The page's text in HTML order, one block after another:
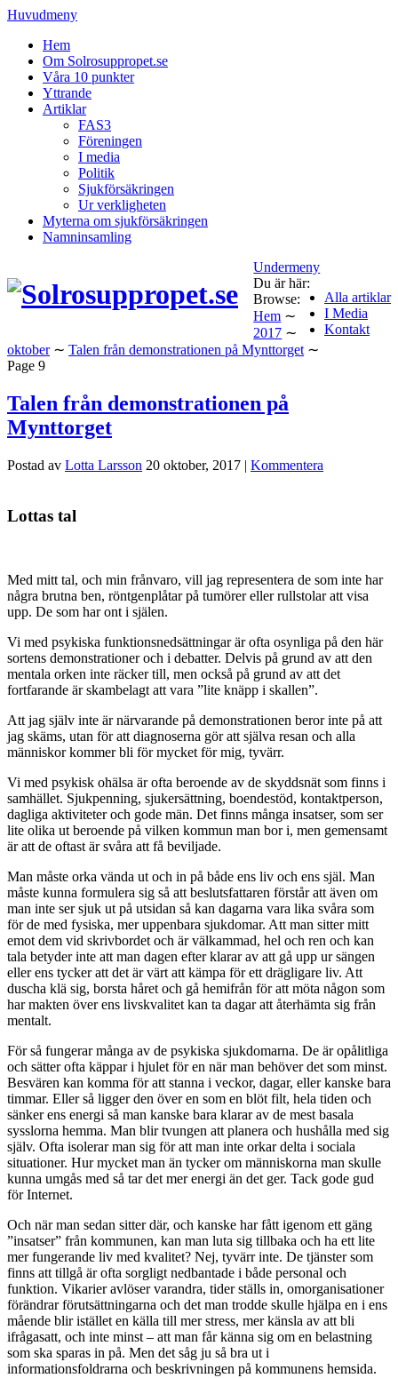
Huvudmeny
Hem
Om Solrosuppropet.se
Våra 10 punkter
Yttrande
Artiklar
FAS3
Föreningen
I media
Politik
Sjukförsäkringen
Ur verkligheten
Myterna om sjukförsäkringen
Namninsamling
Undermeny
Alla artiklar
I Media
Kontakt
Du är här:
Browse:
Hem ∼
2017 ∼
oktober ∼ Talen från demonstrationen på Mynttorget ∼
Page 9
Talen från demonstrationen på
Mynttorget
Postad av Lotta Larsson 20 oktober, 2017 | Kommentera
Lottas tal
Med mitt tal, och min frånvaro, vill jag representera de som inte har
några brutna ben, röntgenplåtar på tumörer eller rullstolar att visa
upp. De som har ont i själen.
Vi med psykiska funktionsnedsättningar är ofta osynliga på den här
sortens demonstrationer och i debatter. Delvis på grund av att den
mentala orken inte räcker till, men också på grund av att det
fortfarande är skambelagt att vara ”lite knäpp i skallen”.
Att jag själv inte är närvarande på demonstrationen beror inte på att
jag skäms, utan för att diagnoserna gör att själva resan och alla
människor kommer bli för mycket för mig, tyvärr.
Vi med psykisk ohälsa är ofta beroende av de skyddsnät som finns i
samhället. Sjukpenning, sjukersättning, boendestöd, kontaktperson,
dagliga aktiviteter och gode män. Det finns många insatser, som ser
lite olika ut beroende på vilken kommun man bor i, men gemensamt
är att de oftast är svåra att få beviljade.
Man måste orka vända ut och in på både ens liv och ens själ. Man
måste kunna formulera sig så att beslutsfattaren förstår att även om
man inte ser sjuk ut på utsidan så kan dagarna vara lika svåra som
för de med fysiska, mer uppenbara sjukdomar. Att man sitter mitt
emot dem vid skrivbordet och är välkammad, hel och ren och kan
tala betyder inte att man dagen efter klarar av att gå upp ur sängen
eller ens tycker att det är värt att kämpa för ett drägligare liv. Att
duscha klä sig, borsta håret och gå hemifrån för att möta någon som
har makten över ens livskvalitet kan ta dagar att återhämta sig från
mentalt.
För så fungerar många av de psykiska sjukdomarna. De är opålitliga
och sätter ofta käppar i hjulet för en när man behöver det som minst.
Besvären kan komma för att stanna i veckor, dagar, eller kanske bara
timmar. Eller så ligger den över en som en blöt filt, hela tiden och
sänker ens energi så man kanske bara klarar av de mest basala
sysslorna hemma. Man blir tvungen att planera och hushålla med sig
själv. Ofta isolerar man sig för att man inte orkar delta i sociala
situationer. Hur mycket man än tycker om människorna man skulle
kunna umgås med så tar det mer energi än det ger. Tack gode gud
för Internet.
Och när man sedan sitter där, och kanske har fått igenom ett gäng
”insatser” från kommunen, kan man luta sig tillbaka och ha ett lite
mer fungerande liv med kvalitet? Nej, tyvärr inte. De tjänster som
finns att tillgå är ofta sorgligt nedbantade i både personal och
funktion. Vikarier avlöser varandra, tider ställs in, omorganisationer
förändrar förutsättningarna och det man trodde skulle hjälpa en i ens
mående blir istället en källa till mer stress, mer känsla av att bli
ifrågasatt, och inte minst – att man får känna sig om en belastning
som ska sparas in på. Men det såg ju så bra ut i
informationsfoldrarna och beskrivningen på kommunens hemsida.